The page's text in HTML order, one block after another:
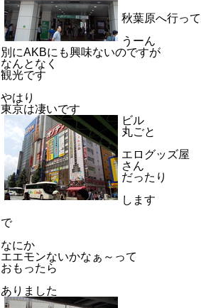
秋葉原へ行っ
うーん
別にAKBにも興味ないのですが
なんとなく
観光です
やはり
東京は凄いです
ビル
丸ごと
エログッズ屋
さん
だったり
します
で
なにか
エエモンないかなぁ～って
おもったら
ありました